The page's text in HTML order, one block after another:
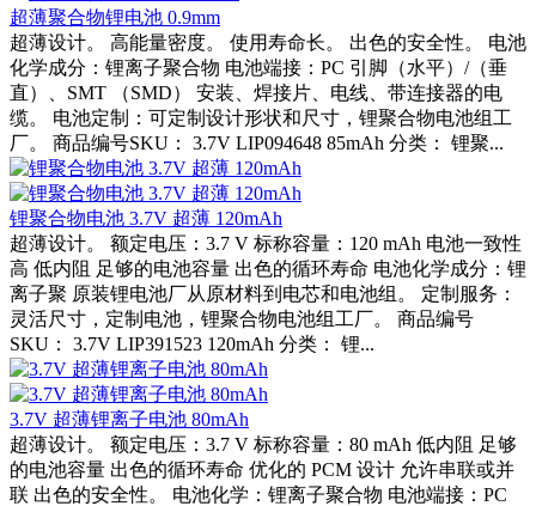
超薄聚合物锂电池 0.9mm
超薄设计。 高能量密度。 使用寿命长。 出色的安全性。 电池
化学成分：锂离子聚合物 电池端接：PC 引脚（水平）/（垂
直）、SMT （SMD） 安装、焊接片、电线、带连接器的电
缆。 电池定制：可定制设计形状和尺寸，锂聚合物电池组工
厂。 商品编号SKU： 3.7V LIP094648 85mAh 分类： 锂聚...
锂聚合物电池 3.7V 超薄 120mAh
超薄设计。 额定电压：3.7 V 标称容量：120 mAh 电池一致性
高 低内阻 足够的电池容量 出色的循环寿命 电池化学成分：锂
离子聚 原装锂电池厂从原材料到电芯和电池组。 定制服务：
灵活尺寸，定制电池，锂聚合物电池组工厂。 商品编号
SKU： 3.7V LIP391523 120mAh 分类： 锂...
3.7V 超薄锂离子电池 80mAh
超薄设计。 额定电压：3.7 V 标称容量：80 mAh 低内阻 足够
的电池容量 出色的循环寿命 优化的 PCM 设计 允许串联或并
联 出色的安全性。 电池化学：锂离子聚合物 电池端接：PC